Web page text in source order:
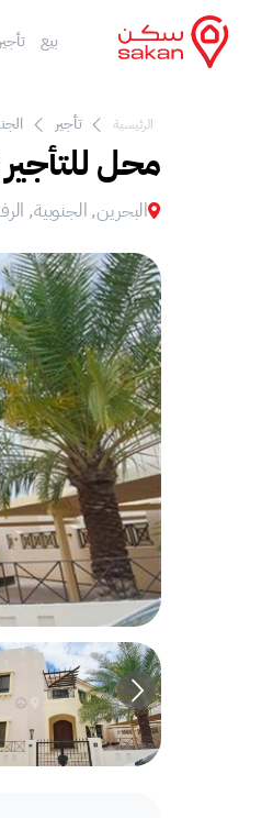
بيع تأجير
الرئيسية تأجير
محل للتأجير
البحرين, الجنوبية,